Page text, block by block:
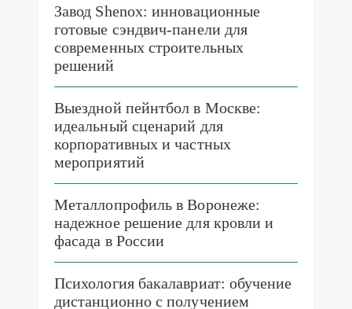
Завод Shenox: инновационные
готовые сэндвич-панели для
современных строительных
решений
Выездной пейнтбол в Москве:
идеальный сценарий для
корпоративных и частных
мероприятий
Металлопрофиль в Воронеже:
надежное решение для кровли и
фасада в России
Психология бакалавриат: обучение
дистанционно с получением